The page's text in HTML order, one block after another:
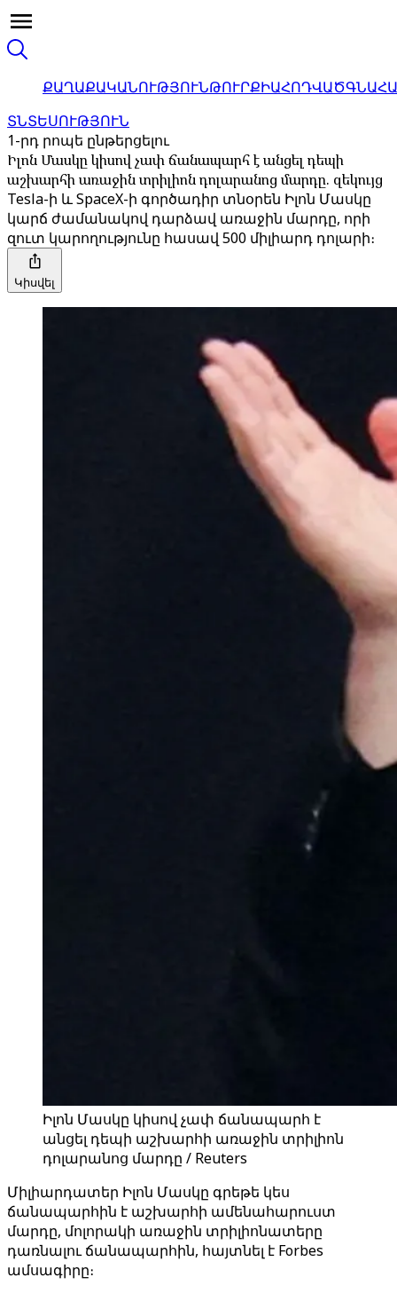
ՔԱՂԱՔԱԿԱՆՈՒԹՅՈՒՆԹՈՒՐՔԻԱՀՈԴՎԱԾ
ՏՆՏԵՍՈՒԹՅՈՒՆ
1-րդ րոպե ընթերցելու
Իլոն Մասկը կիսով չափ ճանապարհ է անցել դեպի
աշխարհի առաջին տրիլիոն դոլարանոց մարդը. զեկույց
Tesla-ի և SpaceX-ի գործադիր տնօրեն Իլոն Մասկը
կարճ ժամանակով դարձավ առաջին մարդը, որի
զուտ կարողությունը հասավ 500 միլիարդ դոլարի։
Կիսվել
Իլոն Մասկը կիսով չափ ճանապարհ է
անցել դեպի աշխարհի առաջին տրիլիոն
դոլարանոց մարդը / Reuters
Միլիարդատեր Իլոն Մասկը գրեթե կես
ճանապարհին է աշխարհի ամենահարուստ
մարդը, մոլորակի առաջին տրիլիոնատերը
դառնալու ճանապարհին, հայտնել է Forbes
ամսագիրը։